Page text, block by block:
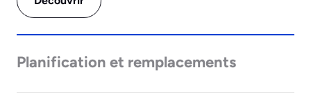
Planification et remplacements